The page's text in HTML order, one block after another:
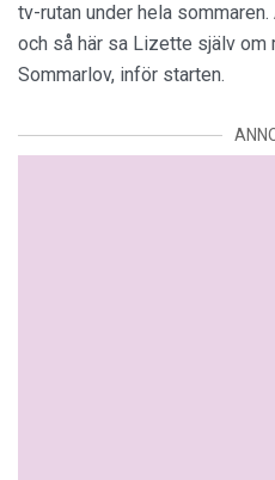
tv-rutan under hela
och så här sa Lizette själv
Sommarlov, inför starten.